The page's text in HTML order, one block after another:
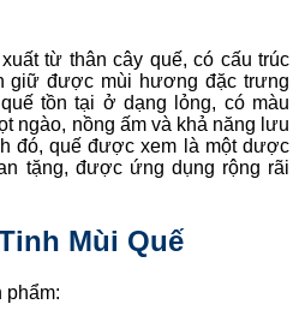
từ thân cây quế, có cấu trúc
giữ được mùi hương đặc trưng
tồn tại ở dạng lỏng, có màu
ngào, nồng ấm và khả năng lưu
đó, quế được xem là một dược
tặng, được ứng dụng rộng rãi
Mùi Quế
phẩm: